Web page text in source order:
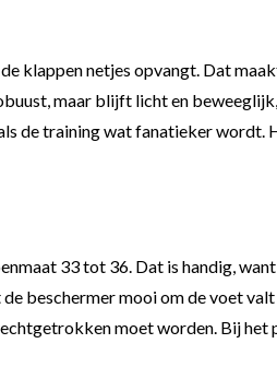
klappen netjes opvangt. Dat
maar blijft licht en
de training wat fanatieker wordt.
33 tot 36. Dat is handig,
beschermer mooi om de voet
moet worden. Bij het